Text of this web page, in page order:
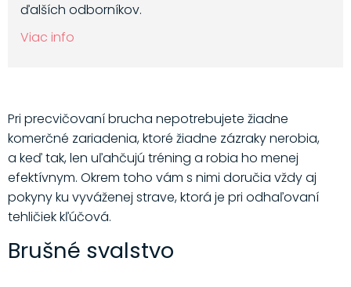
ďalších odborníkov.
Viac info
Pri precvičovaní brucha nepotrebujete žiadne
komerčné zariadenia, ktoré žiadne zázraky nerobia,
a keď tak, len uľahčujú tréning a robia ho menej
efektívnym. Okrem toho vám s nimi doručia vždy aj
pokyny ku vyváženej strave, ktorá je pri odhaľovaní
tehličiek kľúčová.
Brušné svalstvo